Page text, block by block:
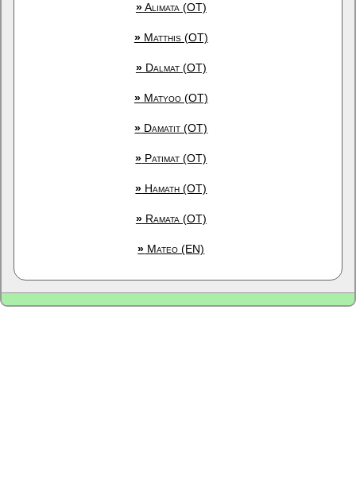
»Alimata (OT)
»Matthis (OT)
»Dalmat (OT)
»Matyoo (OT)
» Damatit (OT)
» Patimat (OT)
» Hamath (OT)
»Ramata (OT)
» Mateo (EN)